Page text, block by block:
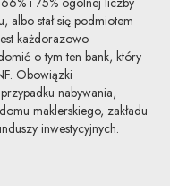
albo stał się podmiotem
każdorazowo
o tym ten bank, który
Obowiązki
nabywania,
maklerskiego, zakładu
inwestycyjnych.